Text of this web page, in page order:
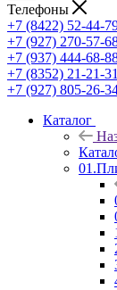
Телефоны
+7 (8422) 52-44-
+7 (927) 270-57-
+7 (937) 444-68-
+7 (8352) 21-21-31
+7 (927) 805-26-
Каталог